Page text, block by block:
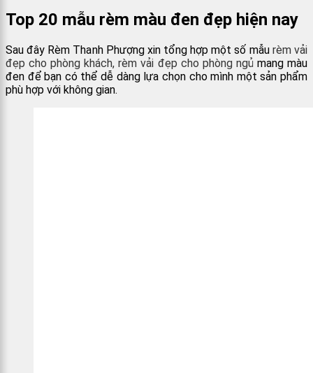
Top 20 mẫu rèm màu đen đẹp hiện nay
Sau đây Rèm Thanh Phượng xin tổng hợp một số mẫu rèm vải
đẹp cho phòng khách, rèm vải đẹp cho phòng ngủmang màu
đen để bạn có thể dễ dàng lựa chọn cho mình một sản phẩm
phù hợp với không gian.